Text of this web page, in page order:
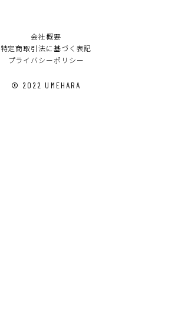
会社概要
特定商取引法に基づく表記
プライバシーポリシー
© 2022 UMEHARA